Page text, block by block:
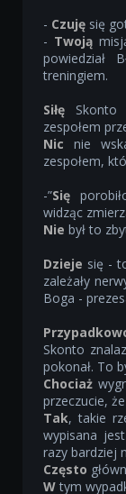
- Czuję się
- Twoją
powiedział
treningiem.
Siłę Skonto
zespołem
Nic nie
zespołem,
-”Się
widząc
Nie był to
Dzieje się -
zależały
Boga -
Skonto
pokonał. To
Chociaż
przeczucie,
Tak, takie
wypisana
razy bardziej
Często
Wtym